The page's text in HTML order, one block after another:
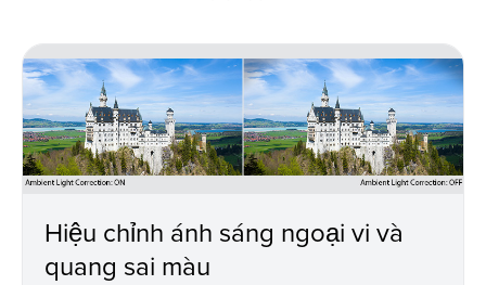
Hiệu chỉnh ánh sáng ngoại vi và
quang sai màu